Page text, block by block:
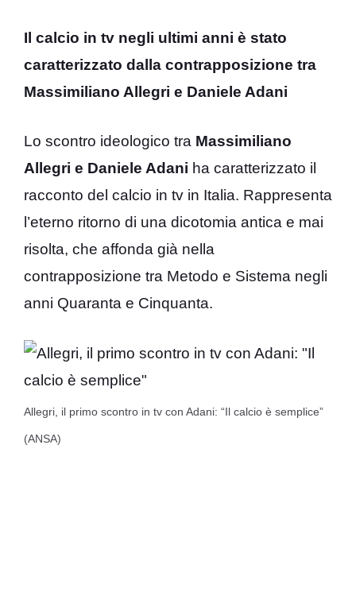
Il calcio in tv negli ultimi anni è stato
caratterizzato dalla contrapposizione tra
Massimiliano Allegri e Daniele Adani
Lo scontro ideologico tra Massimiliano
Allegri e Daniele Adani ha caratterizzato il
racconto del calcio in tv in Italia. Rappresenta
l’eterno ritorno di una dicotomia antica e mai
risolta, che affonda già nella
contrapposizione tra Metodo e Sistema negli
anni Quaranta e Cinquanta.
Allegri, il primo scontro in tv con Adani: “Il calcio è semplice”
(ANSA)